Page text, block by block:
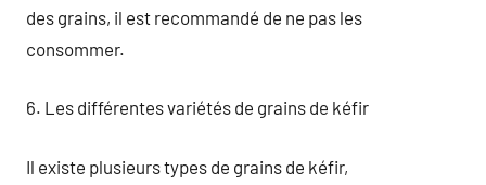
des grains, il est recommandé de ne pas les
consommer.
6. Les différentes variétés de grains de kéfir
Il existe plusieurs types de grains de kéfir,